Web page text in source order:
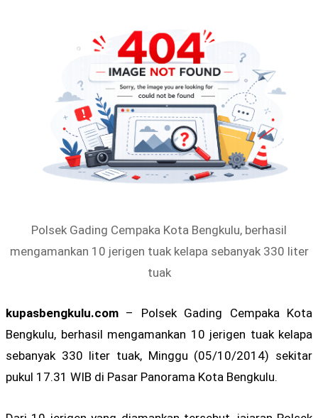
Polsek Gading Cempaka Kota Bengkulu, berhasil
mengamankan 10 jerigen tuak kelapa sebanyak 330 liter
tuak
kupasbengkulu.com – Polsek Gading Cempaka Kota
Bengkulu, berhasil mengamankan 10 jerigen tuak kelapa
sebanyak 330 liter tuak, Minggu (05/10/2014) sekitar
pukul 17.31 WIB di Pasar Panorama Kota Bengkulu.